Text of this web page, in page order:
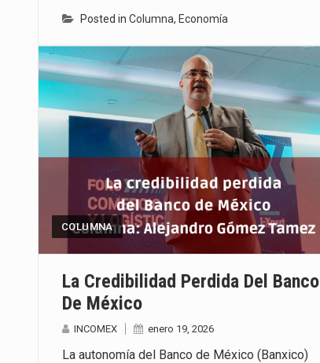
Posted in Columna, Economía
COLUMNA
La Credibilidad Perdida Del Banco
De México
INCOMEX enero 19, 2026
La autonomía del Banco de México (Banxico)